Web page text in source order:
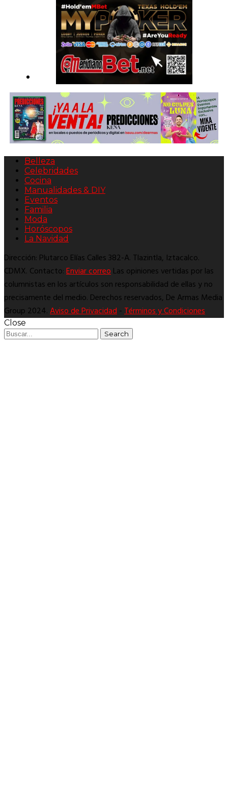
Belleza
Celebridades
Cocina
Manualidades & DIY
Eventos
Familia
Moda
Horóscopos
La Navidad
Dirección: Plutarco Elías Calles 382-A. Tlazintla, Iztacalco.
CDMX. Contacto:Enviar correoLas opiniones vertidas por las
columnistas en los artículos son responsabilidad de ellas y no
precisamente del medio. Derechos reservados, De Armas Media
Group 2024.Aviso de Privacidad-Términos y Condiciones
Close